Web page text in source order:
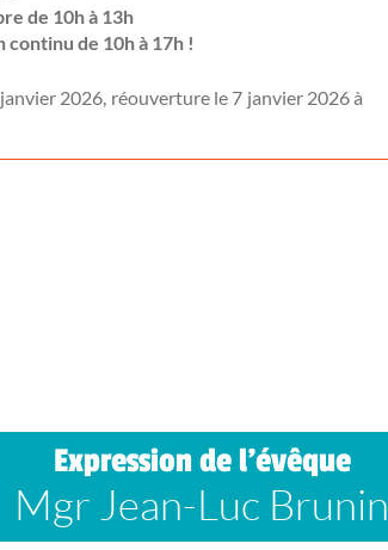
de 10h à 13h
de 10h à 17h !
2026, réouverture le 7 janvier 2026 à
Expression de l’évêque
Mgr Jean-Luc Brunin